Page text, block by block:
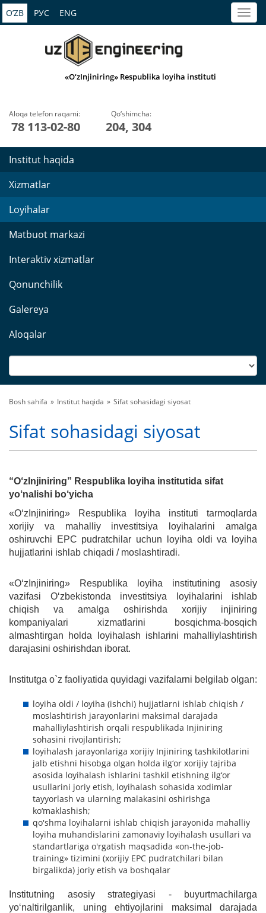
O’ZB РУС ENG
«O‘zInjiniring» Respublika loyiha instituti
Aloqa telefon raqami:
78 113-02-80
Qo‘shimcha:
204, 304
Institut haqida
Xizmatlar
Loyihalar
Matbuot markazi
Interaktiv xizmatlar
Qonunchilik
Galereya
Aloqalar
Bosh sahifa Institut haqida Sifat sohasidagi siyosat
Sifat sohasidagi siyosat
“O‘zInjiniring” Respublika loyiha institutida sifat
yo‘nalishi bo‘yicha
«O‘zInjiniring» Respublika loyiha instituti tarmoqlarda
xorijiy va mahalliy investitsiya loyihalarini amalga
oshiruvchi EPC pudratchilar uchun loyiha oldi va loyiha
hujjatlarini ishlab chiqadi / moslashtiradi.
«O‘zInjiniring» Respublika loyiha institutining asosiy
vazifasi O‘zbekistonda investitsiya loyihalarini ishlab
chiqish va amalga oshirishda xorijiy injiniring
kompaniyalari xizmatlarini bosqichma-bosqich
almashtirgan holda loyihalash ishlarini mahalliylashtirish
darajasini oshirishdan iborat.
Institutga o`z faoliyatida quyidagi vazifalarni belgilab olgan:
loyiha oldi / loyiha (ishchi) hujjatlarni ishlab chiqish /
moslashtirish jarayonlarini maksimal darajada
mahalliylashtirish orqali respublikada Injiniring
sohasini rivojlantirish;
loyihalash jarayonlariga xorijiy Injiniring tashkilotlarini
jalb etishni hisobga olgan holda ilg‘or xorijiy tajriba
asosida loyihalash ishlarini tashkil etishning ilg‘or
usullarini joriy etish, loyihalash sohasida xodimlar
tayyorlash va ularning malakasini oshirishga
ko‘maklashish;
qo'shma loyihalarni ishlab chiqish jarayonida mahalliy
loyiha muhandislarini zamonaviy loyihalash usullari va
standartlariga o'rgatish maqsadida «on-the-job-
training» tizimini (xorijiy EPC pudratchilari bilan
birgalikda) joriy etish va boshqalar
Institutning asosiy strategiyasi - buyurtmachilarga
yo‘naltirilganlik, uning ehtiyojlarini maksimal darajada